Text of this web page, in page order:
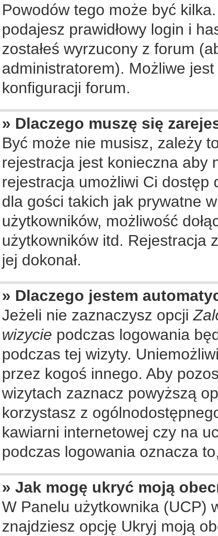
Powodów tego może być
podajesz prawidłowy login i
zostałeś wyrzucony z forum
administratorem). Możliwe
konfiguracji forum.
» Dlaczego muszę się
Być może nie musisz, zależy
rejestracja jest konieczna aby
rejestracja umożliwi Ci
dla gości takich jak prywatne
użytkowników, możliwość
użytkowników itd. Rejestracja
jej dokonał.
» Dlaczego jestem
Jeżeli nie zaznaczysz opcji
wizycie podczas logowania
podczas tej wizyty.
przez kogoś innego. Aby
wizytach zaznacz powyższą
korzystasz z
kawiarni internetowej czy na
podczas logowania oznacza
» Jak mogę ukryć moją
W Panelu użytkownika (UCP)
znajdziesz opcję Ukryj moją